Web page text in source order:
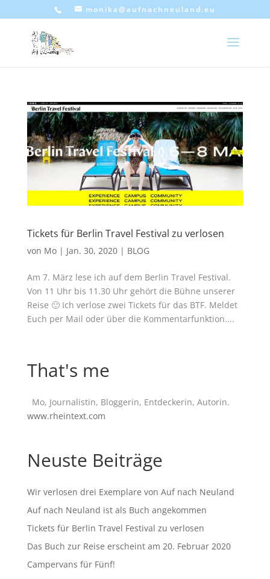
monika@aufnachneuland.eu
Tickets für Berlin Travel Festival zu verlosen
von Mo| Jan. 30, 2020| BLOG
Am 7. März lese ich auf dem Berlin Travel Festival.
Von 11 Uhr bis 11.30 Uhr gehört die Bühne unserer
Reise 🙂 Ich verlose zwei Tickets für das BTF. Meldet
Euch per Mail oder über die Kommentarfunktion....
That's me
Mo, Journalistin, Bloggerin, Entdeckerin, Autorin.
www.rheintext.com
Neuste Beiträge
Wir verlosen drei Exemplare von Auf nach Neuland
Auf nach Neuland ist als Buch angekommen
Tickets für Berlin Travel Festival zu verlosen
Das Buch zur Reise erscheint am 20. Februar 2020
Campervans für Fünf!